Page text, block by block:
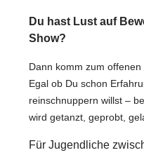
Du hast Lust auf
Show?
Dann komm zum offenen
Egal ob Du schon
reinschnuppern willst –
wird getanzt, geprobt,
Für Jugendliche